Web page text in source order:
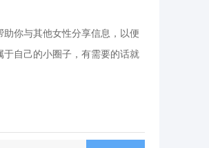
你与其他女性分享信息，以便
自己的小圈子，有需要的话就